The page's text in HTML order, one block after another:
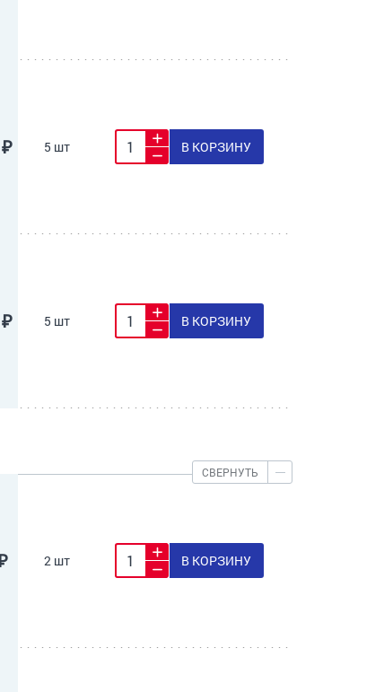
5 шт В КОРЗИНУ
5 шт В КОРЗИНУ
СВЕРНУТЬ
2 шт В КОРЗИНУ